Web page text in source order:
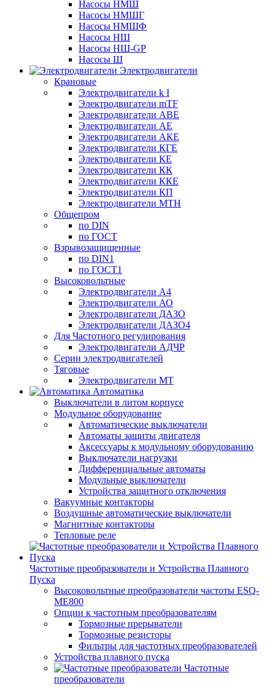
Насосы НМШ
Насосы НМШГ
Насосы НМШФ
Насосы НШ
Насосы НШ-GP
Насосы Ш
Электродвигатели
Крановые
Электродвигатели k I
Электродвигатели mTF
Электродвигатели АВЕ
Электродвигатели АЕ
Электродвигатели АКЕ
Электродвигатели КГЕ
Электродвигатели КЕ
Электродвигатели КК
Электродвигатели ККЕ
Электродвигатели КП
Электродвигатели МТН
Общепром
по DIN
по ГОСТ
Взрывозащищенные
по DIN1
по ГОСТ1
Высоковольтные
Электродвигатели А4
Электродвигатели АО
Электродвигатели ДАЗО
Электродвигатели ДАЗО4
Для Частотного регулирования
Электродвигатели АДЧР
Серии электродвигателей
Тяговые
Электродвигатели МТ
Автоматика
Выключатели в литом корпусе
Модульное оборудование
Автоматические выключатели
Автоматы защиты двигателя
Аксессуары к модульному оборудованию
Выключатели нагрузки
Дифференциальные автоматы
Модульные выключатели
Устройства защитного отключения
Вакуумные контакторы
Воздушные автоматические выключатели
Магнитные контакторы
Тепловые реле
Частотные преобразователи и Устройства Плавного
Пуска
Высоковольтные преобразователи частоты ESQ-
ME800
Опции к частотным преобразователям
Тормозные прерыватели
Тормозные резисторы
Фильтры для частотных преобразователей
Устройства плавного пуска
Частотные
преобразователи